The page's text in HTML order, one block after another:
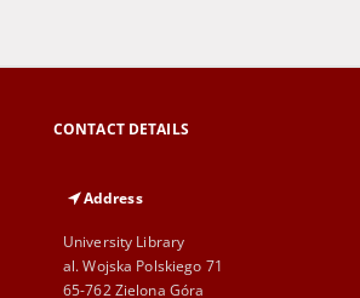
CONTACT DETAILS
Address
University Library
al. Wojska Polskiego 71
65-762 Zielona Góra